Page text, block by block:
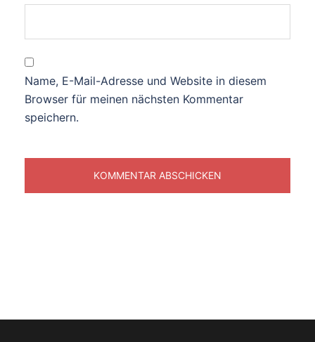
Name, E-Mail-Adresse und Website in diesem
Browser für meinen nächsten Kommentar
speichern.